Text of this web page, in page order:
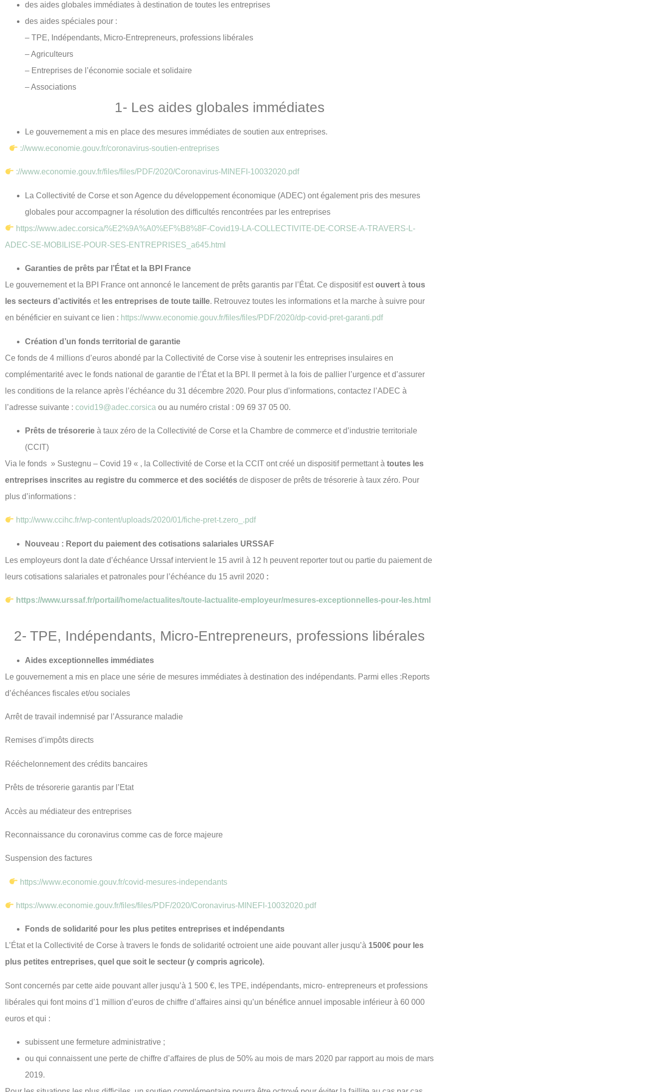
des aides globales immédiates à destination de toutes les entreprises
des aides spéciales pour :
– TPE, Indépendants, Micro-Entrepreneurs, professions libérales
– Agriculteurs
– Entreprises de l’économie sociale et solidaire
– Associations
1- Les aides globales immédiates
Le gouvernement a mis en place des mesures immédiates de soutien aux entreprises.
://www.economie.gouv.fr/coronavirus-soutien-entreprises
://www.economie.gouv.fr/files/files/PDF/2020/Coronavirus-MINEFI-10032020.pdf
La Collectivité de Corse et son Agence du développement économique (ADEC) ont également pris des mesures
globales pour accompagner la résolution des difficultés rencontrées par les entreprises
https://www.adec.corsica/%E2%9A%A0%EF%B8%8F-Covid19-LA-COLLECTIVITE-DE-CORSE-A-TRAVERS-L-
ADEC-SE-MOBILISE-POUR-SES-ENTREPRISES_a645.html
Garanties de prêts par l’État et la BPI France
Le gouvernement et la BPI France ont annoncé le lancement de prêts garantis par l’État. Ce dispositif estouvert à tous
les secteurs d’activités et les entreprises de toute taille. Retrouvez toutes les informations et la marche à suivre pour
en bénéficier en suivant ce lien : https://www.economie.gouv.fr/files/files/PDF/2020/dp-covid-pret-garanti.pdf
Création d’un fonds territorial de garantie
Ce fonds de 4 millions d’euros abondé par la Collectivité de Corse vise à soutenir les entreprises insulaires en
complémentarité avec le fonds national de garantie de l’État et la BPI. Il permet à la fois de pallier l’urgence et d’assurer
les conditions de la relance après l’échéance du 31 décembre 2020. Pour plus d’informations, contactez l’ADEC à
l’adresse suivante : covid19@adec.corsica ou au numéro cristal : 09 69 37 05 00.
Prêts de trésorerie à taux zéro de la Collectivité de Corse et la Chambre de commerce et d’industrie territoriale
(CCIT)
Via le fonds » Sustegnu – Covid 19 « , la Collectivité de Corse et la CCIT ont créé un dispositif permettant à toutes les
entreprises inscrites au registre du commerce et des sociétés de disposer de prêts de trésorerie à taux zéro. Pour
plus d’informations :
http://www.ccihc.fr/wp-content/uploads/2020/01/fiche-pret-t.zero_.pdf
Nouveau : Report du paiement des cotisations salariales URSSAF
Les employeurs dont la date d’échéance Urssaf intervient le 15 avril à 12 h peuvent reporter tout ou partie du paiement de
leurs cotisations salariales et patronales pour l’échéance du 15 avril 2020 :
https://www.urssaf.fr/portail/home/actualites/toute-lactualite-employeur/mesures-exceptionnelles-pour-les.html
2- TPE, Indépendants, Micro-Entrepreneurs, professions libérales
Aides exceptionnelles immédiates
Le gouvernement a mis en place une série de mesures immédiates à destination des indépendants. Parmi elles :Reports
d’échéances fiscales et/ou sociales
Arrêt de travail indemnisé par l’Assurance maladie
Remises d’impôts directs
Rééchelonnement des crédits bancaires
Prêts de trésorerie garantis par l’Etat
Accès au médiateur des entreprises
Reconnaissance du coronavirus comme cas de force majeure
Suspension des factures
https://www.economie.gouv.fr/covid-mesures-independants
https://www.economie.gouv.fr/files/files/PDF/2020/Coronavirus-MINEFI-10032020.pdf
Fonds de solidarité pour les plus petites entreprises et indépendants
L’État et la Collectivité de Corse à travers le fonds de solidarité octroient une aide pouvant aller jusqu’à 1500€ pour les
plus petites entreprises, quel que soit le secteur (y compris agricole).
Sont concernés par cette aide pouvant aller jusqu’à 1 500 €, les TPE, indépendants, micro- entrepreneurs et professions
libérales qui font moins d’1 million d’euros de chiffre d’affaires ainsi qu’un bénéfice annuel imposable inférieur à 60 000
euros et qui :
subissent une fermeture administrative ;
ou qui connaissent une perte de chiffre d’affaires de plus de 50% au mois de mars 2020 par rapport au mois de mars
2019.